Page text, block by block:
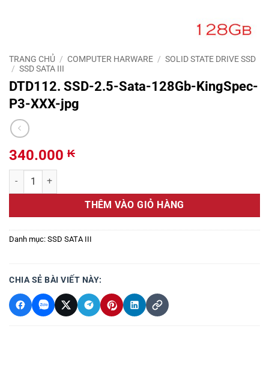
TRANG CHỦ / COMPUTER HARWARE / SOLID STATE DRIVE SSD
/ SSD SATA III
DTD112. SSD-2.5-Sata-128Gb-KingSpec-
P3-XXX-jpg
340.000 ₭
DTD112. SSD-2.5-Sata-128Gb-KingSpec-P3-XXX-jpg số lượng
THÊM VÀO GIỎ HÀNG
Danh mục: SSD SATA III
CHIA SẺ BÀI VIẾT NÀY: